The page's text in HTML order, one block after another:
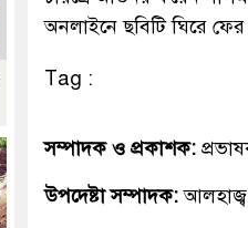
অনলাইনে ছবিটি ঘিরে
Tag :
সম্পাদক ও প্রকাশক:
উপদেষ্টা সম্পাদক: